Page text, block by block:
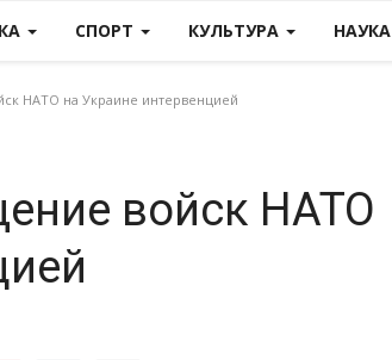
СПОРТ КУЛЬТУРА НАУКА
НАТО на Украине интервенцией
войск НАТО